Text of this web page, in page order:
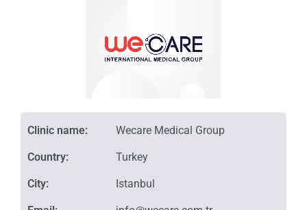
Clinic name:
Country:
City:
Wecare Medical Group
Turkey
Istanbul